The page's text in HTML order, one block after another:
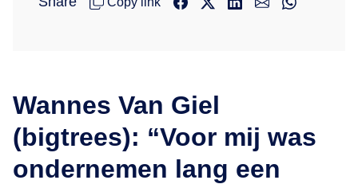
Wannes Van Giel
(bigtrees): “Voor mij was
ondernemen lang een